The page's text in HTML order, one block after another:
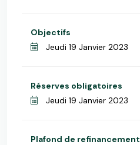
Objectifs
Jeudi 19 Janvier 2023
Réserves obligatoires
Jeudi 19 Janvier 2023
Plafond de refinancement